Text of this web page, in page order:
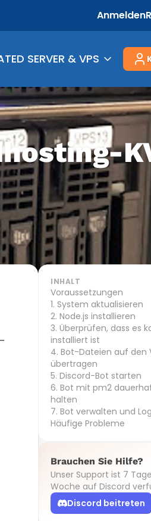
Anmelden
SERVER & VPS
INHALT
Voraussetzungen
1. System aktualisieren
2. Node.js installieren
3. Überprüfen, dass es
installiert ist
4. Bot-Dateien auf den
übertragen
5. Discord-Bot starten
6. Bot mit pm2
halten
7. Bot verwalten und
Häufige Probleme
Brauchen Sie Hilfe?
Unser Support ist 7
Woche auf Discord
Discord beitreten